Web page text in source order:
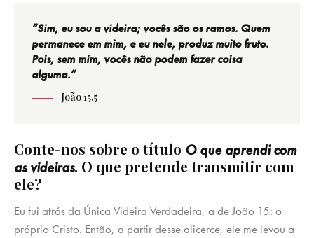
“Sim, eu sou a videira; vocês são os ramos. Quem
permanece em mim, e eu nele, produz muito fruto.
Pois, sem mim, vocês não podem fazer coisa
alguma.”
João 15.5
Conte-nos sobre o título O que aprendi com
as videiras. O que pretende transmitir com
ele?
Eu fui atrás da Única Videira Verdadeira, a de João 15: o
próprio Cristo. Então, a partir desse alicerce, ele me levou a